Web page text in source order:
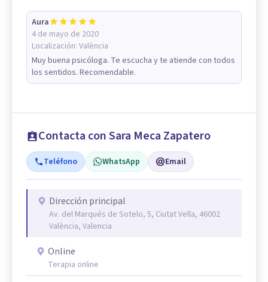
Aura
4 de mayo de 2020
Localización: València
Muy buena psicóloga. Te escucha y te atiende con todos
los sentidos. Recomendable.
Contacta con Sara Meca Zapatero
Teléfono WhatsApp Email
Dirección principal
Av. del Marqués de Sotelo, 5, Ciutat Vella, 46002
València, Valencia
Online
Terapia online